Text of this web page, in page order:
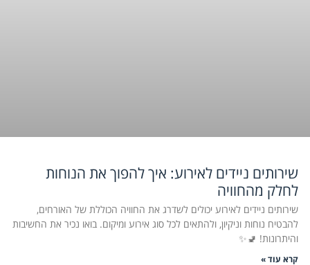
שירותים ניידים לאירוע: איך להפוך את הנוחות
לחלק מהחוויה
שירותים ניידים לאירוע יכולים לשדרג את החוויה הכוללת של האורחים,
להבטיח נוחות וניקיון, ולהתאים לכל סוג אירוע ומיקום. בואו נכיר את החשיבות
והיתרונות! 🚽✨
קרא עוד »